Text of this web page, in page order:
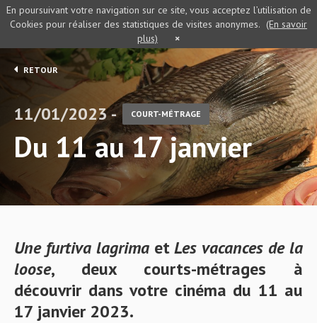
RETOUR
11/01/2023 - COURT-MÉTRAGE
Du 11 au 17 janvier
Une furtiva lagrima etLes vacances de la
loose, deux courts-métrages à
découvrir dans votre cinéma du 11 au
17 janvier 2023.
En poursuivant votre navigation sur ce site, vous acceptez l’utilisation de
Cookies pour réaliser des statistiques de visites anonymes. (En savoir
plus)
×